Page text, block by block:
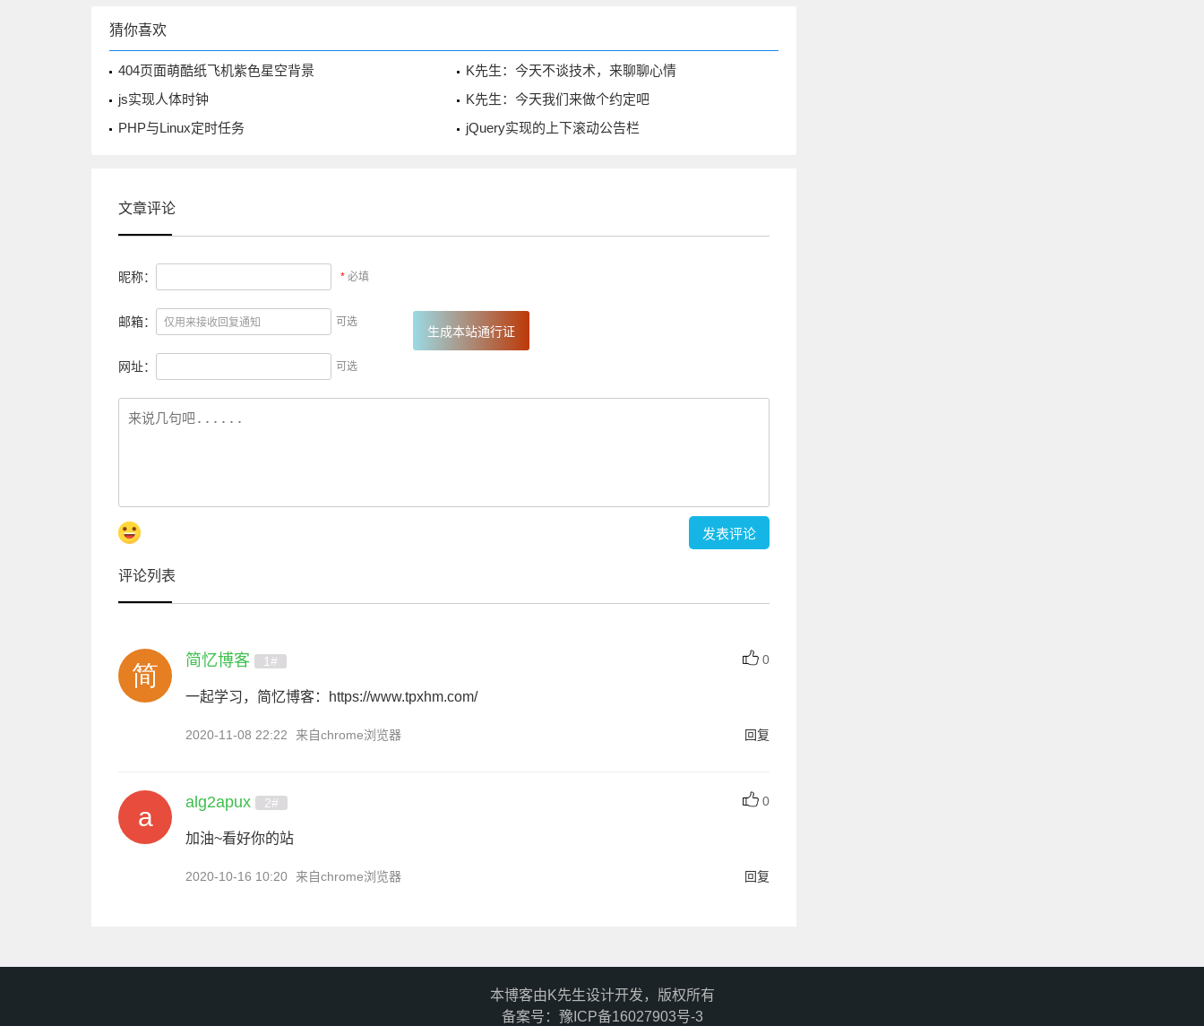
猜你喜欢
404页面萌酷纸飞机紫色星空背景
K先生：今天不谈技术，来聊聊心情
js实现人体时钟
K先生：今天我们来做个约定吧
PHP与Linux定时任务
jQuery实现的上下滚动公告栏
文章评论
昵称： * 必填
邮箱： 可选
网址： 可选
生成本站通行证
评论列表
简忆博客 1# 0
一起学习，简忆博客：https://www.tpxhm.com/
2020-11-08 22:22 来自chrome浏览器 回复
alg2apux 2# 0
加油~看好你的站
2020-10-16 10:20 来自chrome浏览器 回复
本博客由K先生设计开发，版权所有
备案号： 豫ICP备16027903号-3